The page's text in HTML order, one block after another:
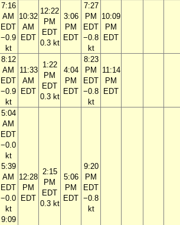
7:16
AM
EDT
−0.9
kt
10:32
AM
EDT
12:22
PM
EDT
0.3 kt
3:06
PM
EDT
7:27
PM
EDT
−0.8
kt
10:09
PM
EDT
8:12
AM
EDT
−0.9
kt
11:33
AM
EDT
1:22
PM
EDT
0.3 kt
4:04
PM
EDT
8:23
PM
EDT
−0.8
kt
11:14
PM
EDT
5:04
AM
EDT
−0.0
kt
5:39
AM
EDT
−0.0
kt
9:09
12:28
PM
EDT
2:15
PM
EDT
0.3 kt
5:06
PM
EDT
9:20
PM
EDT
−0.8
kt